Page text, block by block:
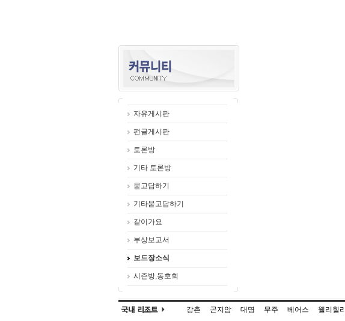
자유게시판
펀글게시판
토론방
기타 토론방
묻고답하기
기타묻고답하기
같이가요
부상보고서
보드장소식
시즌방,동호회
강촌 곤지암 대명 무주 베어스 웰리힐리